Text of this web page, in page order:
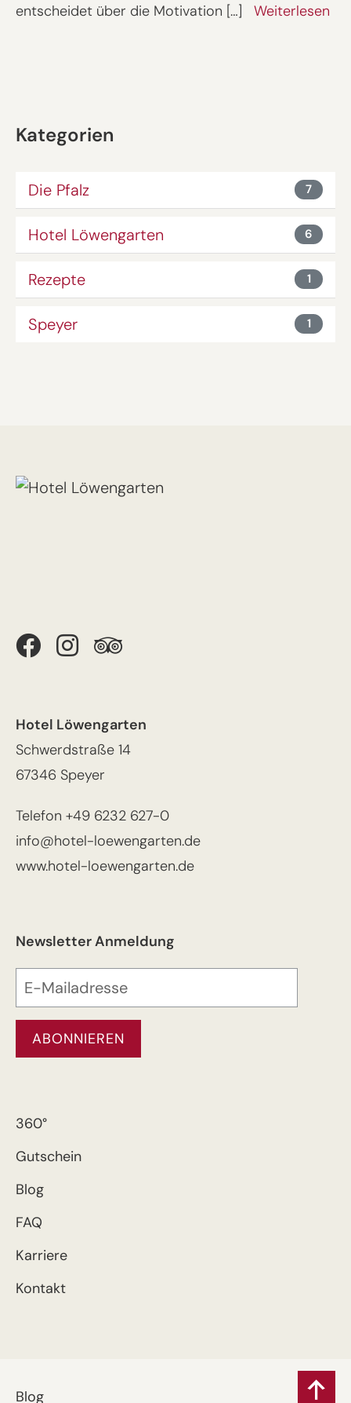
entscheidet über die Motivation […]
Weiterlesen
Kategorien
Die Pfalz 7
Hotel Löwengarten 6
Rezepte 1
Speyer 1
Hotel Löwengarten
Schwerdstraße 14
67346 Speyer
Telefon +49 6232 627-0
info@hotel-loewengarten.de
www.hotel-loewengarten.de
Newsletter Anmeldung
360°
Gutschein
Blog
FAQ
Karriere
Kontakt
Blog